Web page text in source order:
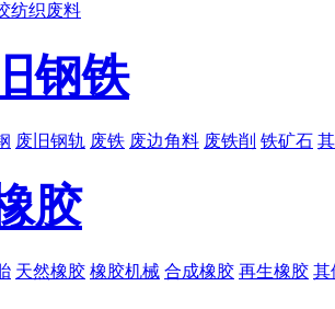
纺织废料
钢铁
废旧钢轨 废铁 废边角料 废铁削 铁矿石
胶
天然橡胶 橡胶机械 合成橡胶 再生橡胶 其